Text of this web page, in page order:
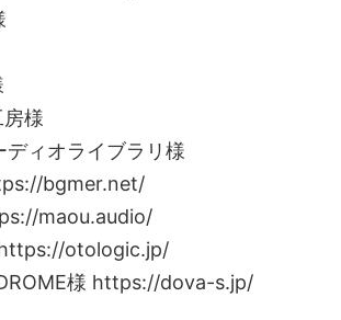
房様
ディオライブラリ様
bgmer.net/
maou.audio/
otologic.jp/
様 https://dova-s.jp/